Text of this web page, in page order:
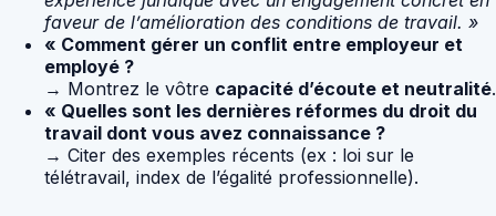
faveur de l’amélioration des conditions de travail. »
« Comment gérer un conflit entre employeur et
employé ?
→ Montrez le vôtre capacité d’écoute et neutralité.
« Quelles sont les dernières réformes du droit du
travail dont vous avez connaissance ?
→ Citer des exemples récents (ex : loi sur le
télétravail, index de l’égalité professionnelle).